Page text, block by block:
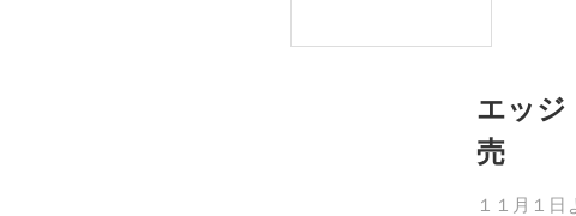
エッ
売
１１月１